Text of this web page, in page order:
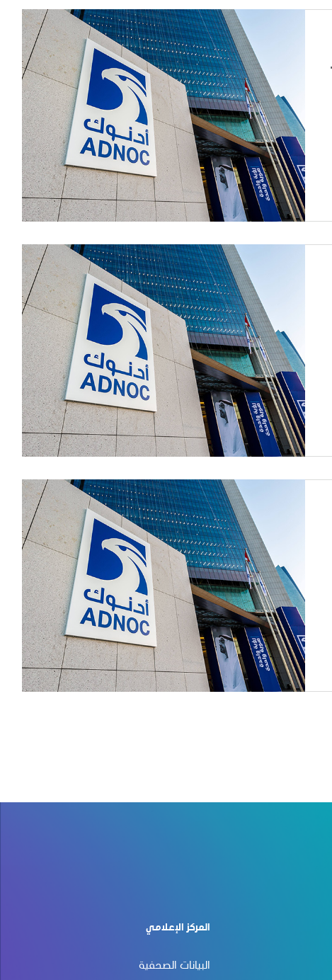
المركز الإعلامي
البيانات الصحفية